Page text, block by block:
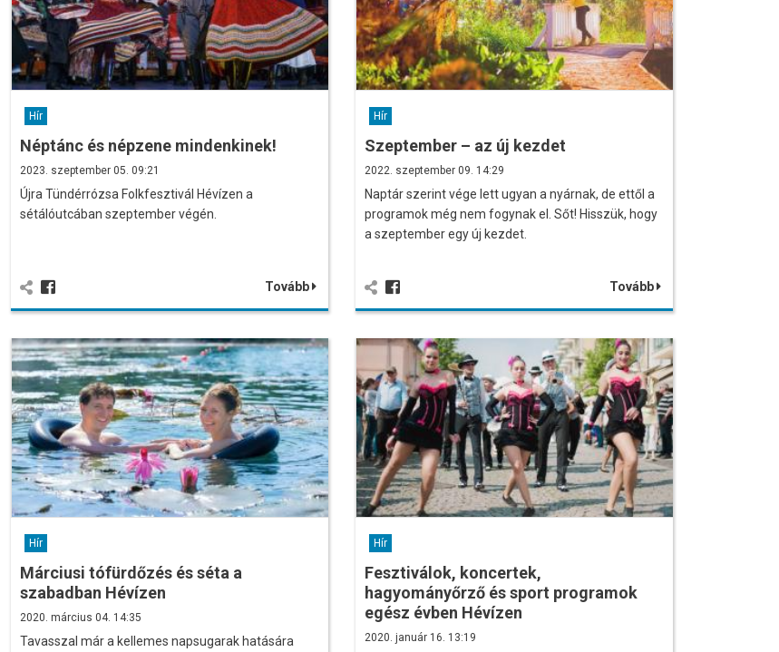
Hír
Néptánc és népzene mindenkinek!
2023. szeptember 05. 09:21
Újra Tündérrózsa Folkfesztivál Hévízen a
sétálóutcában szeptember végén.
Tovább
Hír
Szeptember – az új kezdet
2022. szeptember 09. 14:29
Naptár szerint vége lett ugyan a nyárnak, de ettől a
programok még nem fogynak el. Sőt! Hisszük, hogy
a szeptember egy új kezdet.
Tovább
Hír
Márciusi tófürdőzés és séta a
szabadban Hévízen
2020. március 04. 14:35
Tavasszal már a kellemes napsugarak hatására
Hír
Fesztiválok, koncertek,
hagyományőrző és sport programok
egész évben Hévízen
2020. január 16. 13:19